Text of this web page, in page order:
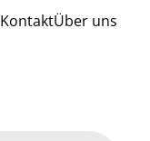
KontaktÜber uns